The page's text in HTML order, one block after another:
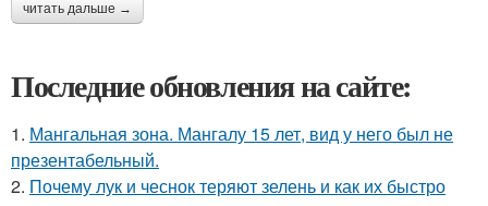
читать дальше →
Последние обновления на сайте:
1. Мангальная зона. Мангалу 15 лет, вид у него был не
презентабельный.
2. Почему лук и чеснок теряют зелень и как их быстро